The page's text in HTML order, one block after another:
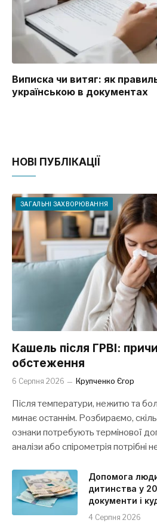
Виписка чи витяг: як
українською в документах
НОВІ ПУБЛІКАЦІЇ
ЗАГАЛЬНІ ЗАХВОРЮВАННЯ
Кашель після ГРВІ:
обстеження
6 Серпня 2026 Крупченко Єгор
Після температури, нежитю та
минає останнім. Розбираємо,
ознаки потребують термінової
аналізи або спірометрія потрібні
Допомога
дитинства у
документи і
4 Серпня 2026